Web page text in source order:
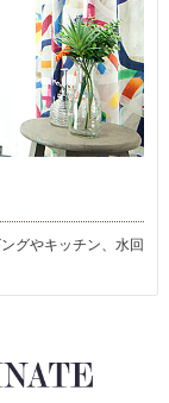
グやキッチン、水回